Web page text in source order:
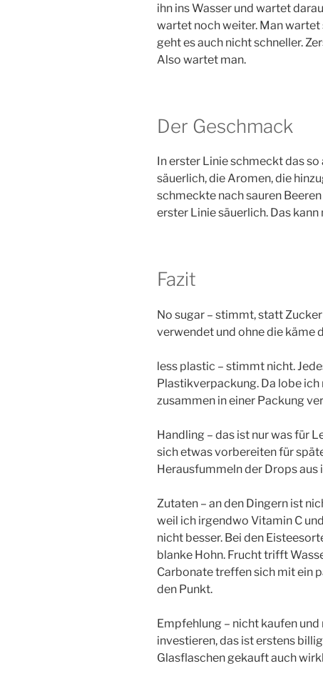
ihn ins Wasser und wartet
wartet noch weiter. Man wartet
geht es auch nicht schneller.
Also wartet man.
Der Geschmack
In erster Linie schmeckt das
säuerlich, die Aromen, die
schmeckte nach sauren
erster Linie säuerlich. Das
Fazit
No sugar – stimmt, statt
verwendet und ohne die käme
less plastic – stimmt nicht.
Plastikverpackung. Da lobe ich
zusammen in einer Packung
Handling – das ist nur was für
sich etwas vorbereiten für
Herausfummeln der Drops aus
Zutaten – an den Dingern ist
weil ich irgendwo Vitamin C
nicht besser. Bei den
blanke Hohn. Frucht trifft
Carbonate treffen sich mit ein
den Punkt.
Empfehlung – nicht kaufen
investieren, das ist erstens
Glasflaschen gekauft auch